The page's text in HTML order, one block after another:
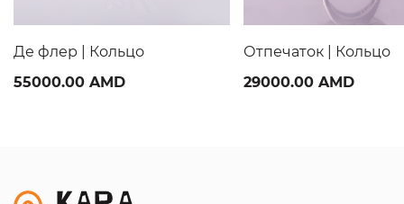
Де флер | Кольцо
55000.00 AMD
Отпечаток | Кольцо
29000.00 AMD